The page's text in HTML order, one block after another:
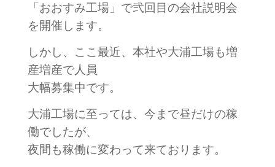
「おおすみ工場」で弐回目の会社説明会
を開催します。
しかし、ここ最近、本社や大浦工場も増
産増産で人員
大幅募集中です。
大浦工場に至っては、今まで昼だけの稼
働でしたが、
夜間も稼働に変わって来ております。